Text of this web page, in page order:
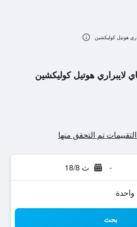
لايبراري هوتيل كوليكشين
- ث 18/8
بحث
هوتيل كوليكشين